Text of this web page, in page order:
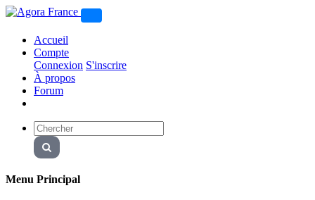
Accueil
Compte
Connexion S'inscrire
À propos
Forum
Menu Principal